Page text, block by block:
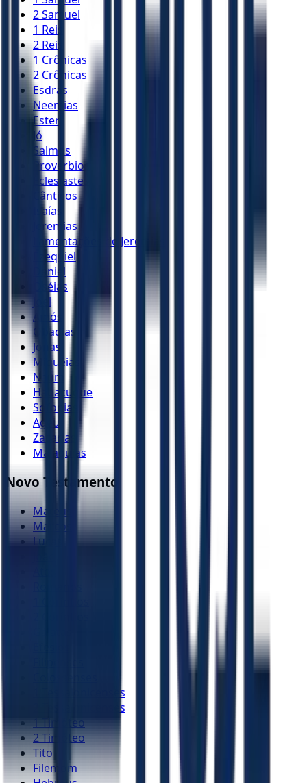
2 Samuel
1 Reis
2 Reis
1 Crônicas
2 Crônicas
Esdras
Neemias
Ester
Jó
Salmos
Provérbios
Eclesiastes
Cânticos
Isaías
Jeremias
Lamentações de Jeremias
Ezequiel
Daniel
Oséias
Joel
Amós
Obadias
Jonas
Miquéias
Naum
Habacuque
Sofonias
Ageu
Zacarias
Malaquias
Novo Testamento
Mateus
Marcos
Lucas
1 Tessalonicenses
2 Tessalonicenses
1 Timóteo
2 Timóteo
Tito
Filemom